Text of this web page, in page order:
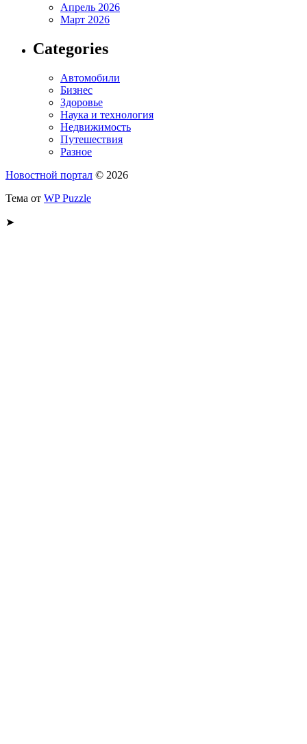
Апрель 2026
Март 2026
Categories
Автомобили
Бизнес
Здоровье
Наука и технология
Недвижимость
Путешествия
Разное
Новостной портал © 2026
Тема от WP Puzzle
➤